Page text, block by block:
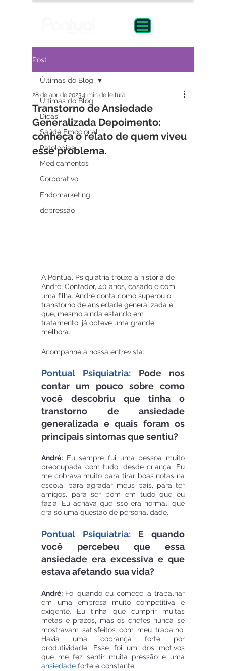
Post
Últimas do Blog
Dicas
Saúde Emocional
Patologias
Medicamentos
Corporativo
Endomarketing
depressão
Últimas do Blog
Transtorno de Ansiedade
Generalizada Depoimento:
conheça o relato de quem viveu
esse problema.
28 de abr. de 20234 min de leitura
A Pontual Psiquiatria trouxe a história de
André, Contador, 40 anos, casado e com
uma filha. André conta como superou o
transtorno de ansiedade generalizada e
que, mesmo ainda estando em
tratamento, já obteve uma grande
melhora.
Acompanhe a nossa entrevista:
Pontual Psiquiatria: Pode nos
contar um pouco sobre como
você descobriu que tinha o
transtorno de ansiedade
generalizada e quais foram os
principais sintomas que sentiu?
André: Eu sempre fui uma pessoa muito
preocupada com tudo, desde criança. Eu
me cobrava muito para tirar boas notas na
escola, para agradar meus pais, para ter
amigos, para ser bom em tudo que eu
fazia. Eu achava que isso era normal, que
era só uma questão de personalidade.
Pontual Psiquiatria: E quando
você percebeu que essa
ansiedade era excessiva e que
estava afetando sua vida?
André: Foi quando eu comecei a trabalhar
em uma empresa muito competitiva e
exigente. Eu tinha que cumprir muitas
metas e prazos, mas os chefes nunca se
mostravam satisfeitos com meu trabalho.
Havia uma cobrança forte por
produtividade. Esse foi um dos motivos
ansiedade forte e constante.